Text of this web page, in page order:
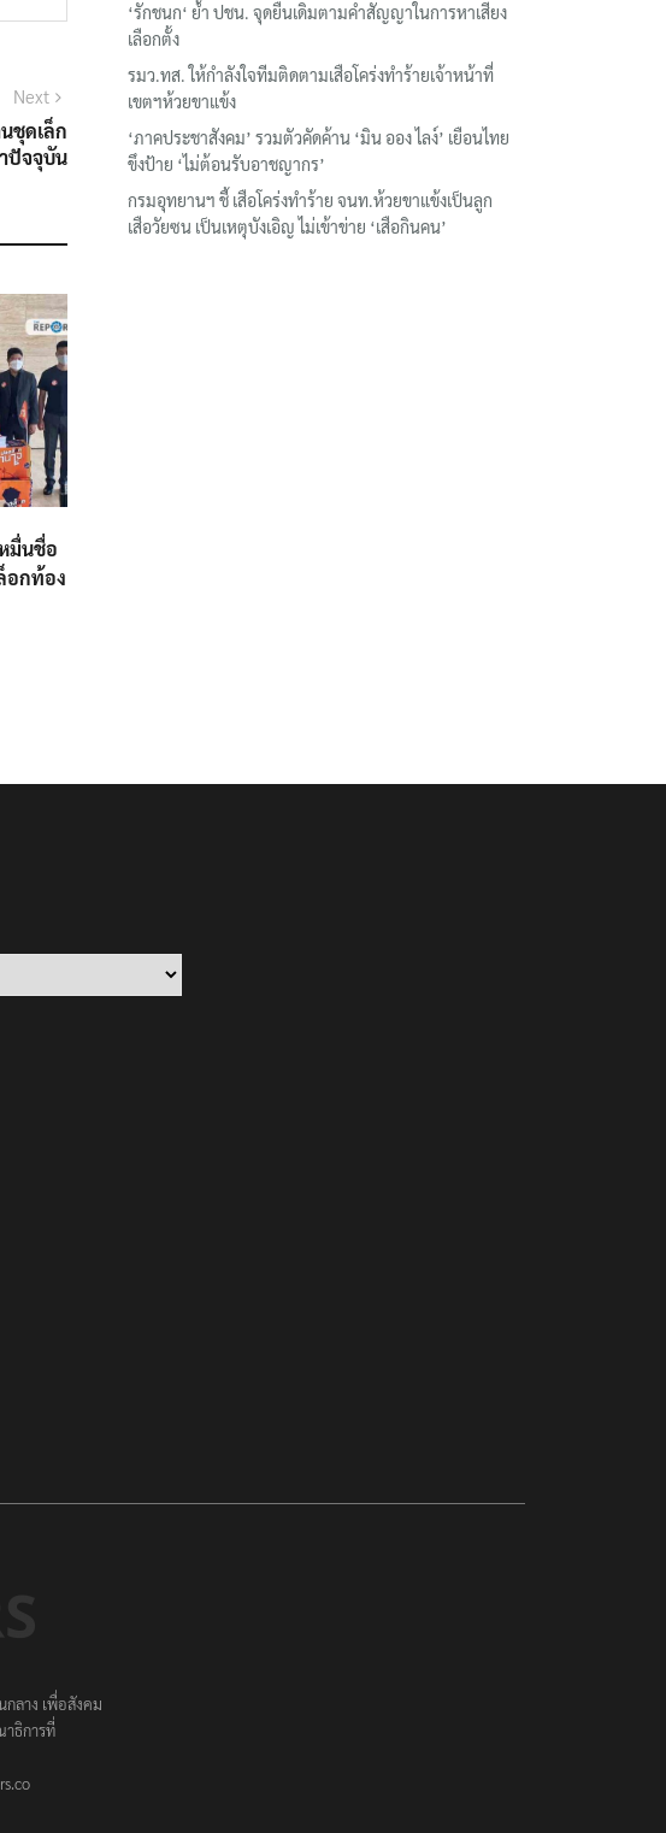
Next
ชุดเล็ก
ปัจจุบัน
มื่นชื่อ
อกท้อง
‘รักชนก‘ ย้ำ ปชน. จุดยืนเดิมตามคำสัญญาในการหาเสียง
เลือกตั้ง
รมว.ทส. ให้กำลังใจทีมติดตามเสือโคร่งทำร้ายเจ้าหน้าที่
เขตฯห้วยขาแข้ง
‘ภาคประชาสังคม’ รวมตัวคัดค้าน ‘มิน ออง ไลง์’ เยือนไทย
ขึงป้าย ‘ไม่ต้อนรับอาชญากร’
กรมอุทยานฯ ชี้ เสือโคร่งทำร้าย จนท.ห้วยขาแข้งเป็นลูก
เสือวัยซน เป็นเหตุบังเอิญ ไม่เข้าข่าย ‘เสือกินคน’
กลาง เพื่อสังคม
ธิการที่